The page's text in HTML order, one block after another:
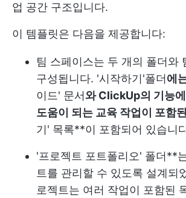
업 공간 구조입니다.
이 템플릿은 다음을 제공합니다:
팀 스페이스는 두 개의 폴더와
구성됩니다. '시작하기'폴더에
이드' 문서와 ClickUp의 기능에
도움이 되는 교육 작업이 포함된
기' 목록**이 포함되어 있습니
'프로젝트 포트폴리오' 폴더**
트를 관리할 수 있도록 설계되
로젝트는 여러 작업이 포함된